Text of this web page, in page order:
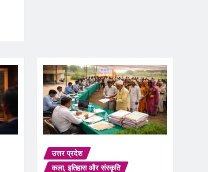
उत्तर प्रदेश
कला, इतिहास और संस्कृति